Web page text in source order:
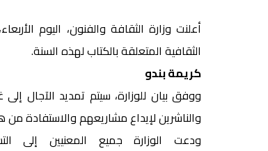
أعلنت وزارة الثقافة والفنون، اليوم
الثقافية المتعلقة بالكتاب لهذه السنة.
كريمة بندو
والناشرين لإيداع مشاريعهم والاستفادة من
ودعت الوزارة جميع المعنيين إلى